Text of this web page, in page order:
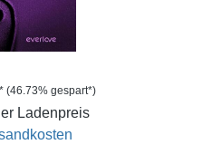
(46.73% gespart*)
Ladenpreis